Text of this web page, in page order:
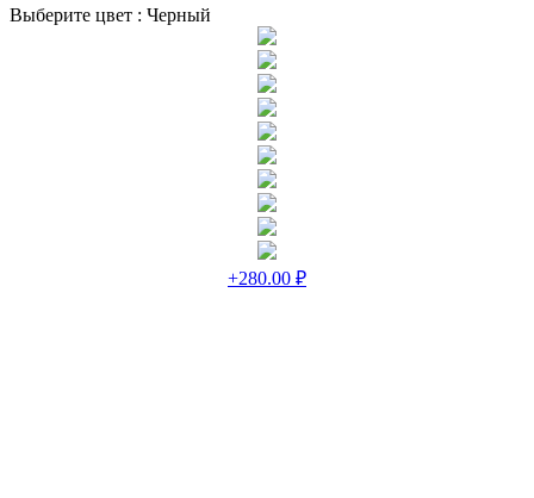
Выберите цвет : Черный
+280.00 ₽